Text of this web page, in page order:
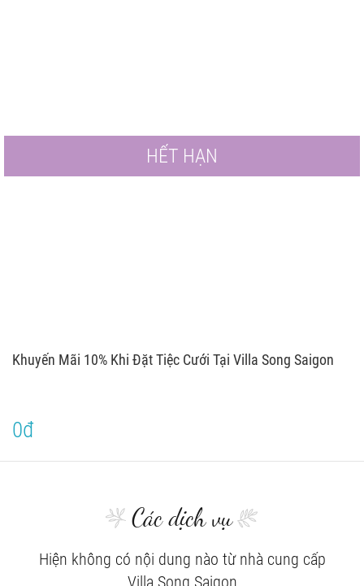
HẾT HẠN
Khuyến Mãi 10% Khi Đặt Tiệc Cưới Tại Villa Song Saigon
0đ
Các dịch vụ
Hiện không có nội dung nào từ nhà cung cấp
Villa Song Saigon